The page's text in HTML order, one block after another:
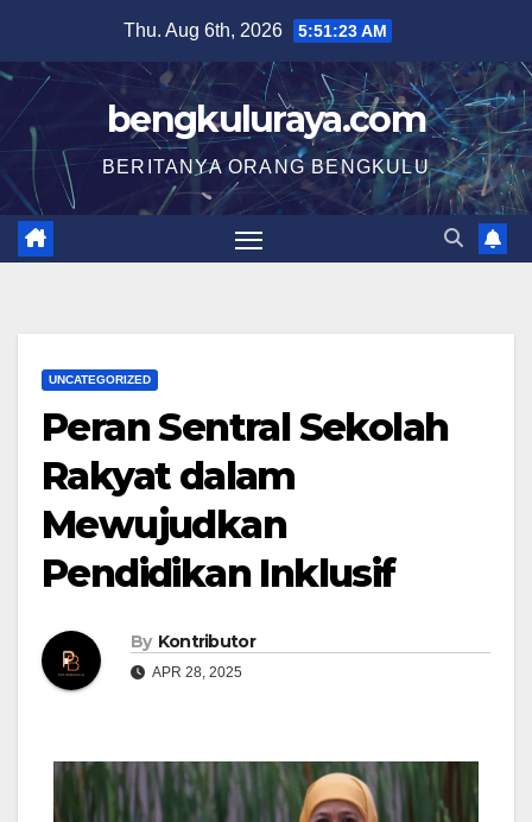
content
Thu. Aug 6th, 2026 5:51:24 AM
bengkuluraya.com
BERITANYA ORANG BENGKULU
UNCATEGORIZED
Peran Sentral Sekolah
Rakyat dalam
Mewujudkan
Pendidikan Inklusif
By Kontributor
APR 28, 2025